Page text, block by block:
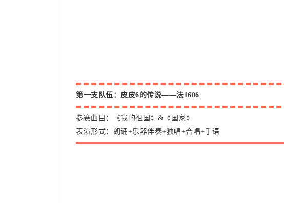
第一支队伍：皮皮6的传说——法1606
参赛曲目：《我的祖国》&《国家》
表演形式：朗诵+乐器伴奏+独唱+合唱+手语